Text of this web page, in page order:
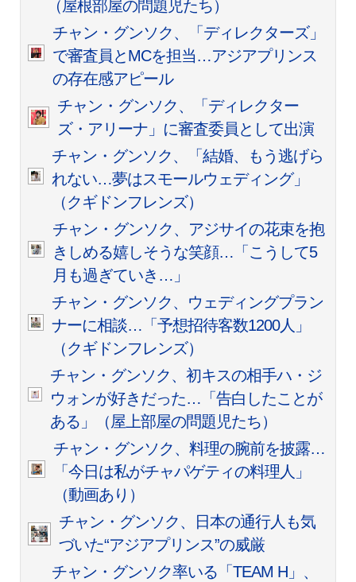
（屋根部屋の問題児たち）
チャン・グンソク、「ディレクターズ」
で審査員とMCを担当…アジアプリンス
の存在感アピール
チャン・グンソク、「ディレクター
ズ・アリーナ」に審査委員として出演
チャン・グンソク、「結婚、もう逃げら
れない…夢はスモールウェディング」
（クギドンフレンズ）
チャン・グンソク、アジサイの花束を抱
きしめる嬉しそうな笑顔…「こうして5
月も過ぎていき…」
チャン・グンソク、ウェディングプラン
ナーに相談…「予想招待客数1200人」
（クギドンフレンズ）
チャン・グンソク、初キスの相手ハ・ジ
ウォンが好きだった…「告白したことが
ある」（屋上部屋の問題児たち）
チャン・グンソク、料理の腕前を披露…
「今日は私がチャパゲティの料理人」
（動画あり）
チャン・グンソク、日本の通行人も気
づいた“アジアプリンス”の威厳
チャン・グンソク率いる「TEAM H」、